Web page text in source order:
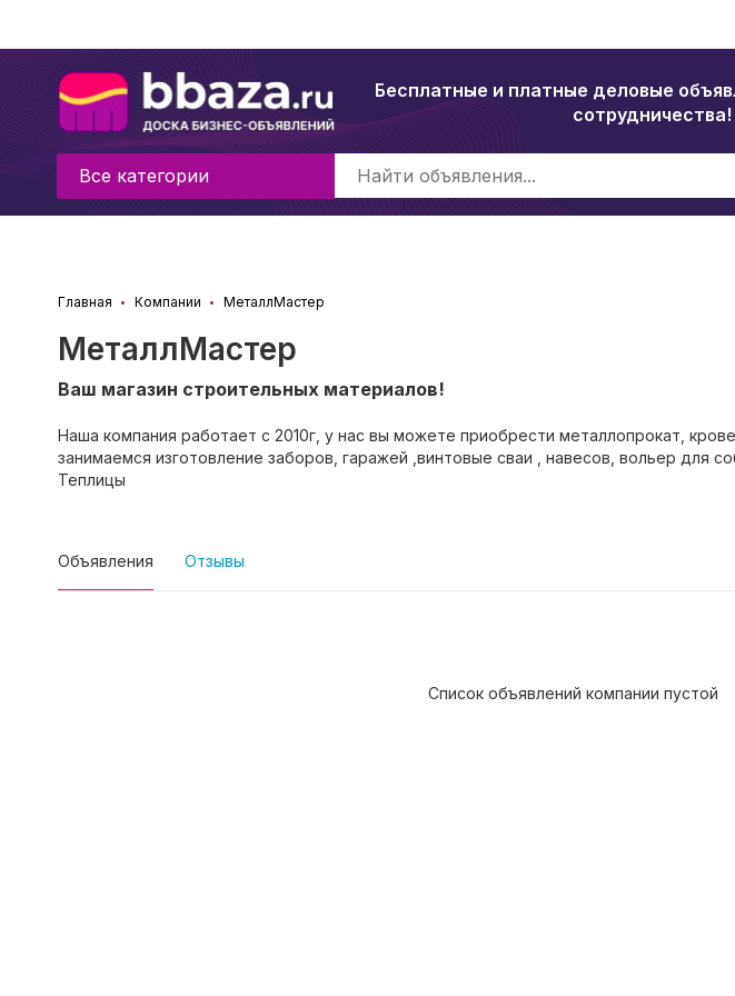
Бесплатные и платные деловые
сотрудничества!
Все категории
Главная Компании МеталлМастер
МеталлМастер
Ваш магазин строительных материалов!
Наша компания работает с 2010г, у нас вы можете приобрести металлопрокат,
занимаемся изготовление заборов, гаражей ,винтовые сваи , навесов, вольер для
Теплицы
Объявления Отзывы
Список объявлений компании пустой